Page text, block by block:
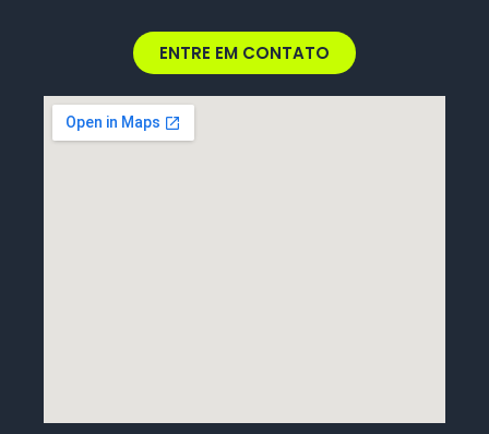
ENTRE EM CONTATO